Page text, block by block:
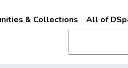
& Collections All of